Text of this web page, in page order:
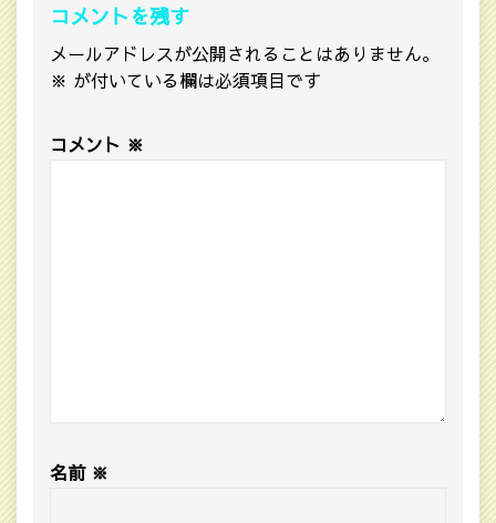
コメントを残す
メールアドレスが公開されることはありません。
※ が付いている欄は必須項目です
コメント ※
名前 ※